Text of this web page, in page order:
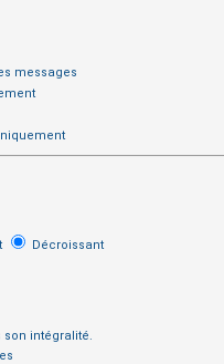
messages
Décroissant
intégralité.